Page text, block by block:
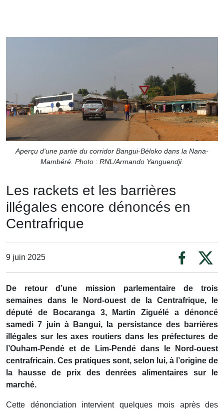
Aperçu d'une partie du corridor Bangui-Béloko dans la Nana-
Mambéré. Photo : RNL/Armando Yanguendji.
Les rackets et les barrières
illégales encore dénoncés en
Centrafrique
9 juin 2025
De retour d’une mission parlementaire de trois
semaines dans le Nord-ouest de la Centrafrique, le
député de Bocaranga 3, Martin Ziguélé a dénoncé
samedi 7 juin à Bangui, la persistance des barrières
illégales sur les axes routiers dans les préfectures de
l’Ouham-Pendé et de Lim-Pendé dans le Nord-ouest
centrafricain. Ces pratiques sont, selon lui, à l’origine de
la hausse de prix des denrées alimentaires sur le
marché.
Cette dénonciation intervient quelques mois après des